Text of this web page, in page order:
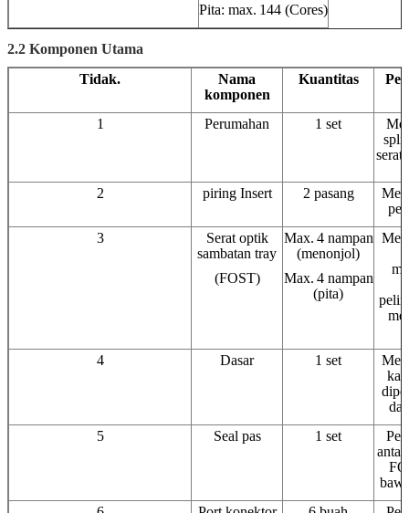
Pita: max. 144 (Cores)
2.2 Komponen Utama
Tidak.
Nama
komponen
Kuantitas
1 Perumahan 1 set
serat
2 piring Insert 2 pasang
3
Serat optik
sambatan tray
(FOST)
Max. 4 nampan
(menonjol)
Max. 4 nampan
(pita)
4
Dasar 1 set
5
Seal pas 1 set